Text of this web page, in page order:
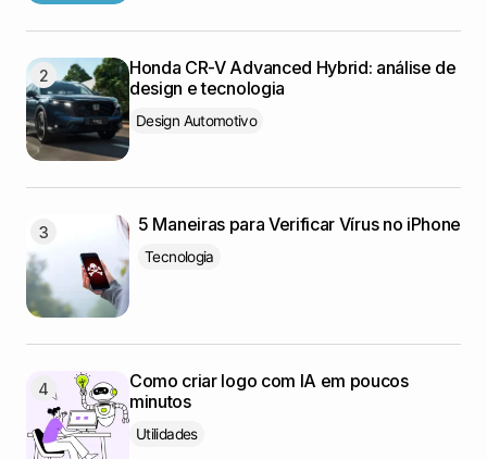
Honda CR-V Advanced Hybrid: análise de
design e tecnologia
Design Automotivo
5 Maneiras para Verificar Vírus no iPhone
Tecnologia
Como criar logo com IA em poucos
minutos
Utilidades